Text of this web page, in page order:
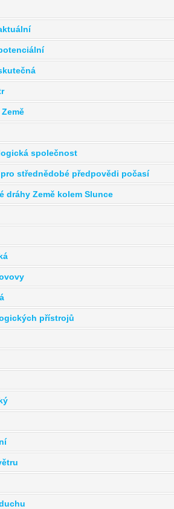
společnost
střednědobé předpovědi počasí
dráhy Země kolem Slunce
přístrojů